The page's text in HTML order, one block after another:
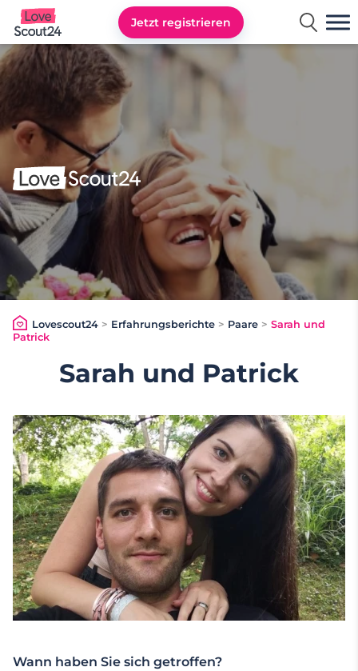
Lovescout24
Jetzt registrieren
Lovescout24> Erfahrungsberichte > Paare > Sarah und
Patrick
Sarah und Patrick
Wann haben Sie sich getroffen?